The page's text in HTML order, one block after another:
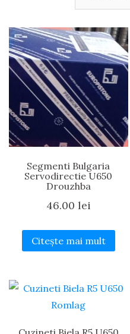
Segmenti Bulgaria
Servodirectie U650
Drouzhba
46.00 lei
Citește mai mult